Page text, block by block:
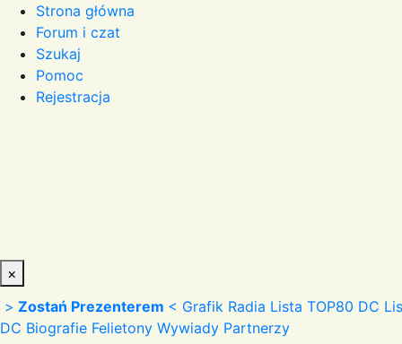
Strona główna
Forum i czat
Szukaj
Pomoc
Rejestracja
×
> Zostań Prezenterem < Grafik Radia Lista TOP80 DC
DC Biografie Felietony Wywiady Partnerzy